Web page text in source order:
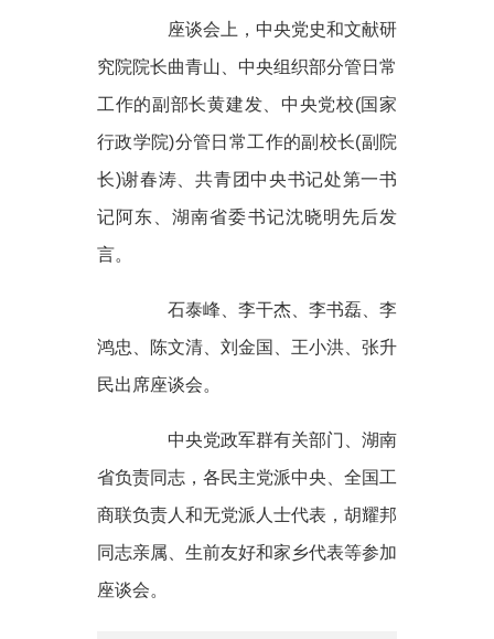
座谈会上，中央党史和文献研
究院院长曲青山、中央组织部分管日常
工作的副部长黄建发、中央党校(国家
行政学院)分管日常工作的副校长(副院
长)谢春涛、共青团中央书记处第一书
记阿东、湖南省委书记沈晓明先后发
言。
石泰峰、李干杰、李书磊、李
鸿忠、陈文清、刘金国、王小洪、张升
民出席座谈会。
中央党政军群有关部门、湖南
省负责同志，各民主党派中央、全国工
商联负责人和无党派人士代表，胡耀邦
同志亲属、生前友好和家乡代表等参加
座谈会。